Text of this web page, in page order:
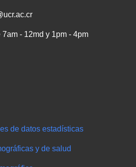
7am - 12md y 1pm - 4pm
de datos estadísticas
y de salud